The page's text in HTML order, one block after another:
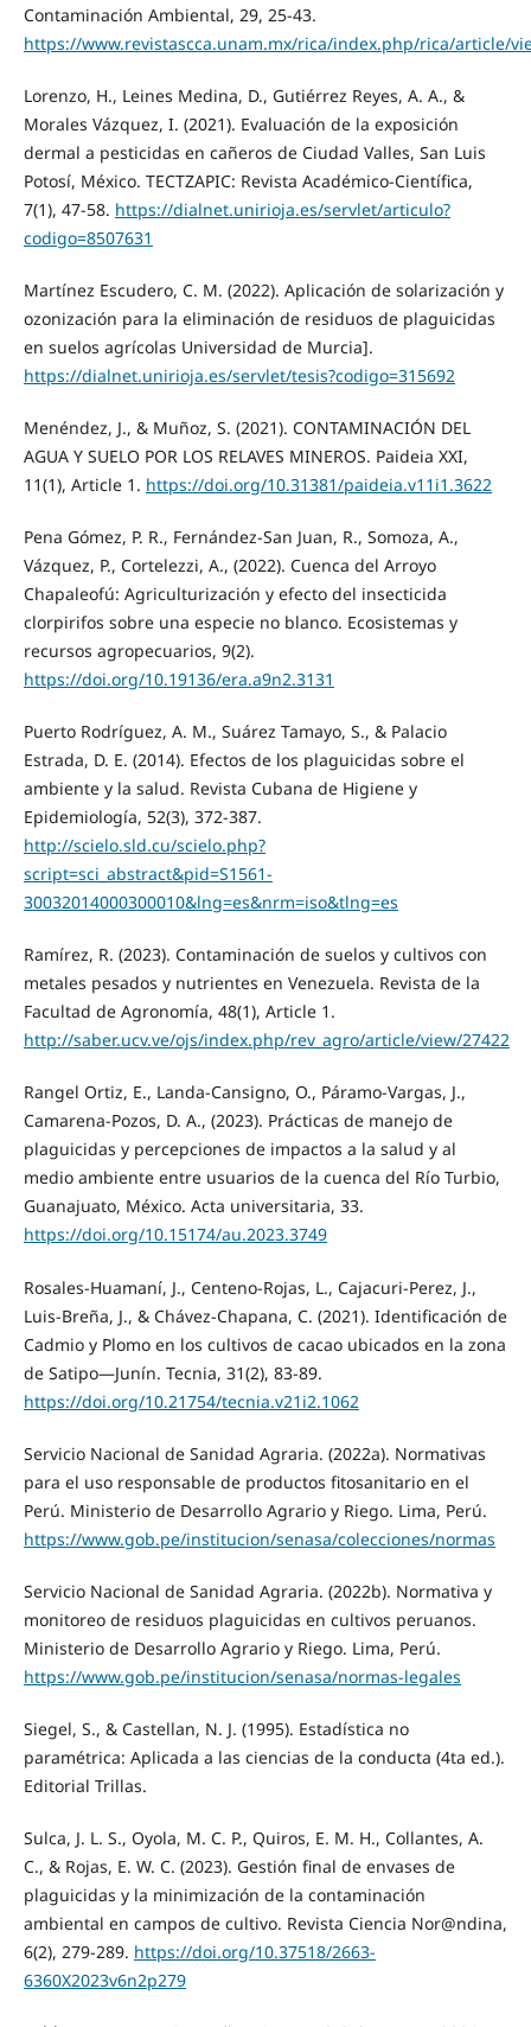
Contaminación Ambiental, 29, 25-43.
https://www.revistascca.unam.mx/rica/index.php/rica/article/
Lorenzo, H., Leines Medina, D., Gutiérrez Reyes, A. A., &
Morales Vázquez, I. (2021). Evaluación de la exposición
dermal a pesticidas en cañeros de Ciudad Valles, San Luis
Potosí, México. TECTZAPIC: Revista Académico-Científica,
7(1), 47-58. https://dialnet.unirioja.es/servlet/articulo?
codigo=8507631
Martínez Escudero, C. M. (2022). Aplicación de solarización y
ozonización para la eliminación de residuos de plaguicidas
en suelos agrícolas Universidad de Murcia].
https://dialnet.unirioja.es/servlet/tesis?codigo=315692
Menéndez, J., & Muñoz, S. (2021). CONTAMINACIÓN DEL
AGUA Y SUELO POR LOS RELAVES MINEROS. Paideia XXI,
11(1), Article 1. https://doi.org/10.31381/paideia.v11i1.3622
Pena Gómez, P. R., Fernández-San Juan, R., Somoza, A.,
Vázquez, P., Cortelezzi, A., (2022). Cuenca del Arroyo
Chapaleofú: Agriculturización y efecto del insecticida
clorpirifos sobre una especie no blanco. Ecosistemas y
recursos agropecuarios, 9(2).
https://doi.org/10.19136/era.a9n2.3131
Puerto Rodríguez, A. M., Suárez Tamayo, S., & Palacio
Estrada, D. E. (2014). Efectos de los plaguicidas sobre el
ambiente y la salud. Revista Cubana de Higiene y
Epidemiología, 52(3), 372-387.
http://scielo.sld.cu/scielo.php?
script=sci_abstract&pid=S1561-
30032014000300010&lng=es&nrm=iso&tlng=es
Ramírez, R. (2023). Contaminación de suelos y cultivos con
metales pesados y nutrientes en Venezuela. Revista de la
Facultad de Agronomía, 48(1), Article 1.
http://saber.ucv.ve/ojs/index.php/rev_agro/article/view/27422
Rangel Ortiz, E., Landa-Cansigno, O., Páramo-Vargas, J.,
Camarena-Pozos, D. A., (2023). Prácticas de manejo de
plaguicidas y percepciones de impactos a la salud y al
medio ambiente entre usuarios de la cuenca del Río Turbio,
Guanajuato, México. Acta universitaria, 33.
https://doi.org/10.15174/au.2023.3749
Rosales-Huamaní, J., Centeno-Rojas, L., Cajacuri-Perez, J.,
Luis-Breña, J., & Chávez-Chapana, C. (2021). Identificación de
Cadmio y Plomo en los cultivos de cacao ubicados en la zona
de Satipo—Junín. Tecnia, 31(2), 83-89.
https://doi.org/10.21754/tecnia.v21i2.1062
Servicio Nacional de Sanidad Agraria. (2022a). Normativas
para el uso responsable de productos fitosanitario en el
Perú. Ministerio de Desarrollo Agrario y Riego. Lima, Perú.
https://www.gob.pe/institucion/senasa/colecciones/normas
Servicio Nacional de Sanidad Agraria. (2022b). Normativa y
monitoreo de residuos plaguicidas en cultivos peruanos.
Ministerio de Desarrollo Agrario y Riego. Lima, Perú.
https://www.gob.pe/institucion/senasa/normas-legales
Siegel, S., & Castellan, N. J. (1995). Estadística no
paramétrica: Aplicada a las ciencias de la conducta (4ta ed.).
Editorial Trillas.
Sulca, J. L. S., Oyola, M. C. P., Quiros, E. M. H., Collantes, A.
C., & Rojas, E. W. C. (2023). Gestión final de envases de
plaguicidas y la minimización de la contaminación
ambiental en campos de cultivo. Revista Ciencia Nor@ndina,
6(2), 279-289. https://doi.org/10.37518/2663-
6360X2023v6n2p279